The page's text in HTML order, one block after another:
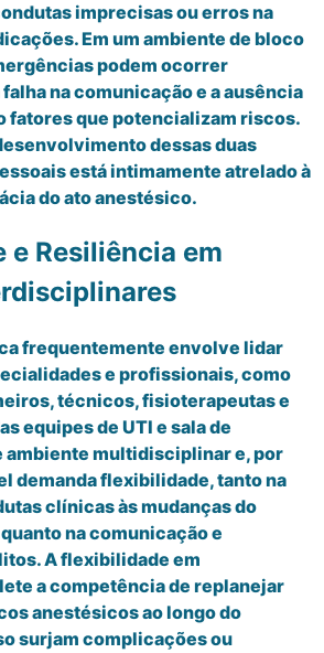
imprecisas ou erros na
Em um ambiente de bloco
podem ocorrer
na comunicação e a ausência
fatores que potencializam riscos.
dessas duas
está intimamente atrelado à
do ato anestésico.
e Resiliência em
frequentemente envolve lidar
e profissionais, como
técnicos, fisioterapeutas e
equipes de UTI e sala de
ambiente multidisciplinar e, por
demanda flexibilidade, tanto na
clínicas às mudanças do
na comunicação e
A flexibilidade em
a competência de replanejar
anestésicos ao longo do
surjam complicações ou